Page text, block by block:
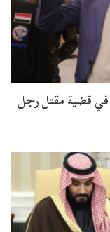
قضية مقتل رجل